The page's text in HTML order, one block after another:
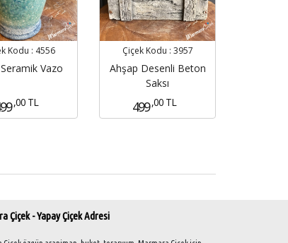
Kodu : 4556
Vazo
,00 TL
Çiçek Kodu : 3957
Ahşap Desenli Beton
Saksı
499 ,00 TL
Çiçek - Yapay Çiçek Adresi